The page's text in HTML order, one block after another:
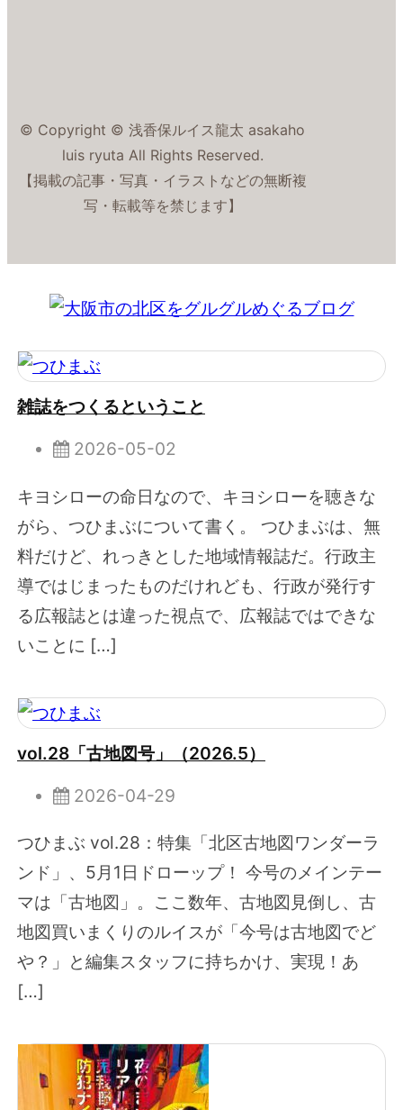
© Copyright © 浅香保ルイス龍太 asakaho
luis ryuta All Rights Reserved.
【掲載の記事・写真・イラストなどの無断複
写・転載等を禁じます】
雑誌をつくるということ
2026-05-02
キヨシローの命日なので、キヨシローを聴きな
がら、つひまぶについて書く。 つひまぶは、無
料だけど、れっきとした地域情報誌だ。行政主
導ではじまったものだけれども、行政が発行す
る広報誌とは違った視点で、広報誌ではできな
いことに […]
vol.28「古地図号」（2026.5）
2026-04-29
つひまぶ vol.28：特集「北区古地図ワンダーラ
ンド」、5月1日ドローップ！ 今号のメインテー
マは「古地図」。ここ数年、古地図見倒し、古
地図買いまくりのルイスが「今号は古地図でど
や？」と編集スタッフに持ちかけ、実現！あ
[…]